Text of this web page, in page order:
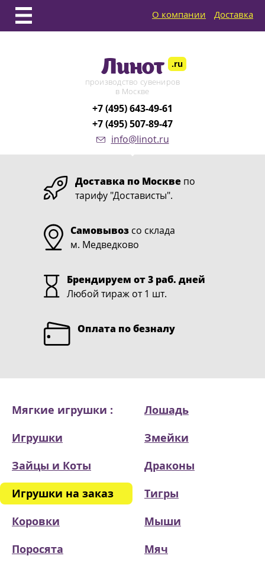
О компании Доставка
Линот .ru
производство сувениров
в Москве
+7 (495) 643-49-61
+7 (495) 507-89-47
info@linot.ru
Доставка по Москве по
тарифу "Достависты".
Самовывоз со склада
м. Медведково
Брендируем от 3 раб. дней
Любой тираж от 1 шт.
Оплата по безналу
Мягкие игрушки :
Лошадь
Игрушки
Змейки
Зайцы и Коты
Драконы
Игрушки на заказ
Тигры
Коровки
Мыши
Поросята
Мяч